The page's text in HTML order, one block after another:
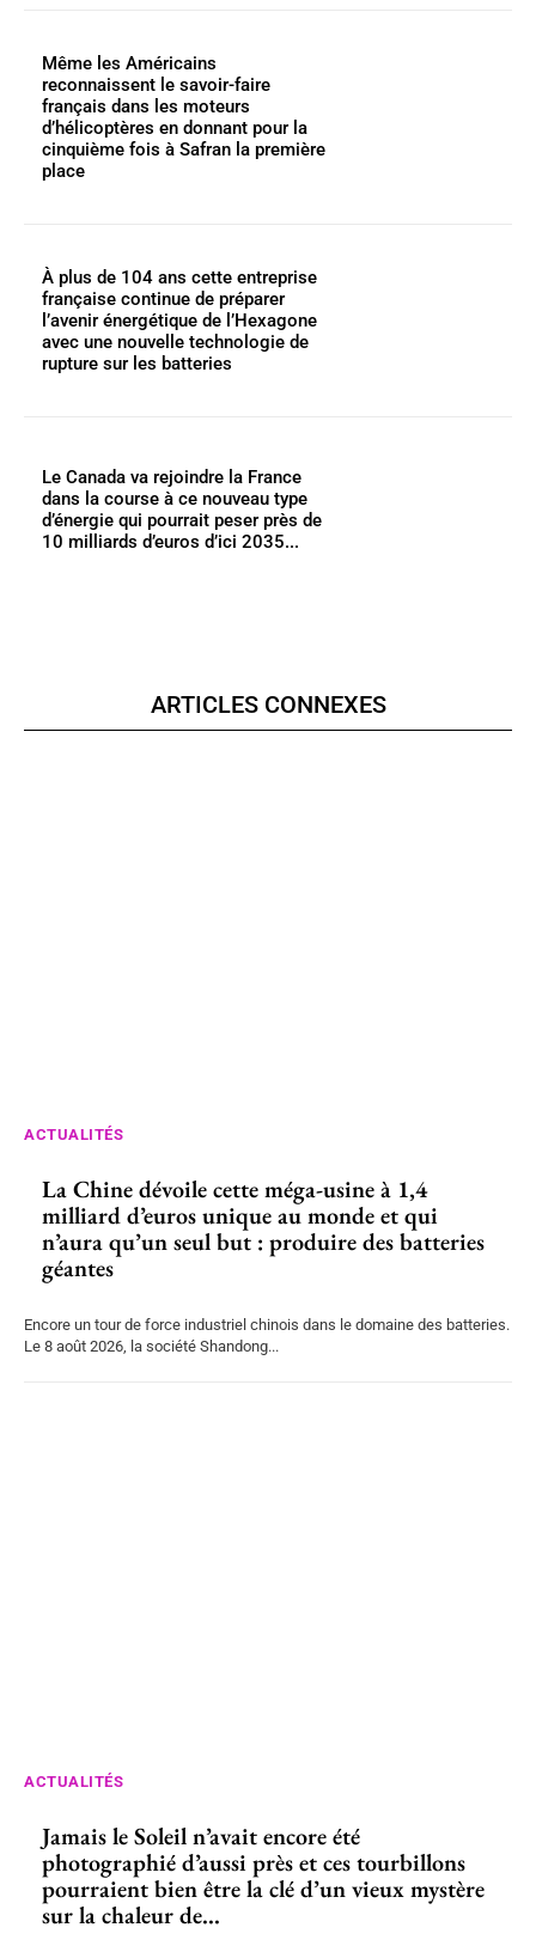
Même les Américains
reconnaissent le savoir-faire
français dans les moteurs
d’hélicoptères en donnant pour la
cinquième fois à Safran la première
place
À plus de 104 ans cette entreprise
française continue de préparer
l’avenir énergétique de l’Hexagone
avec une nouvelle technologie de
rupture sur les batteries
Le Canada va rejoindre la France
dans la course à ce nouveau type
d’énergie qui pourrait peser près de
10 milliards d’euros d’ici 2035...
ARTICLES CONNEXES
ACTUALITÉS
La Chine dévoile cette méga-usine à 1,4
milliard d’euros unique au monde et qui
n’aura qu’un seul but : produire des batteries
géantes
Encore un tour de force industriel chinois dans le domaine des batteries.
Le 8 août 2026, la société Shandong...
ACTUALITÉS
Jamais le Soleil n’avait encore été
photographié d’aussi près et ces tourbillons
pourraient bien être la clé d’un vieux mystère
sur la chaleur de...